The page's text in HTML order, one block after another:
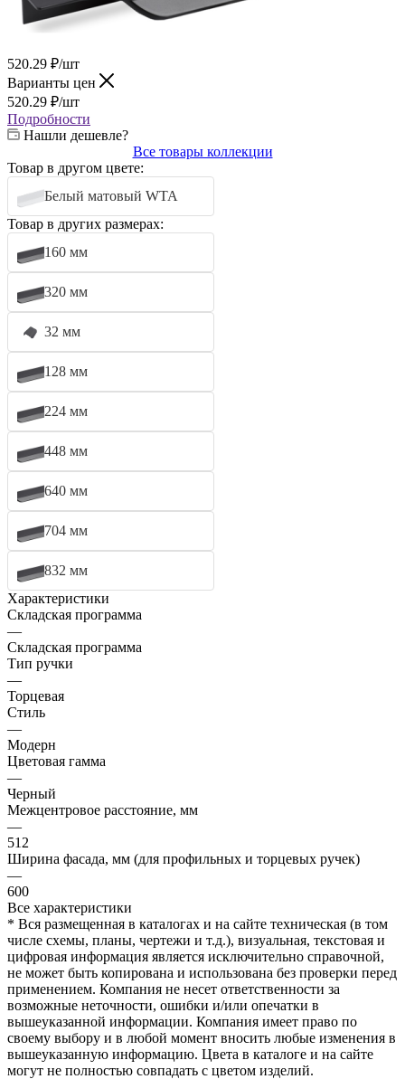
520.29 ₽/шт
Варианты цен
520.29 ₽/шт
Подробности
Нашли дешевле?
Все товары коллекции
Товар в другом цвете:
Белый матовый WTA
Товар в других размерах:
160 мм
320 мм
32 мм
128 мм
224 мм
448 мм
640 мм
704 мм
832 мм
Характеристики
Складская программа
—
Складская программа
Тип ручки
—
Торцевая
Стиль
—
Модерн
Цветовая гамма
—
Черный
Межцентровое расстояние, мм
—
512
Ширина фасада, мм (для профильных и торцевых ручек)
—
600
Все характеристики
* Вся размещенная в каталогах и на сайте техническая (в том
числе схемы, планы, чертежи и т.д.), визуальная, текстовая и
цифровая информация является исключительно справочной,
не может быть копирована и использована без проверки перед
применением. Компания не несет ответственности за
возможные неточности, ошибки и/или опечатки в
вышеуказанной информации. Компания имеет право по
своему выбору и в любой момент вносить любые изменения в
вышеуказанную информацию. Цвета в каталоге и на сайте
могут не полностью совпадать с цветом изделий.